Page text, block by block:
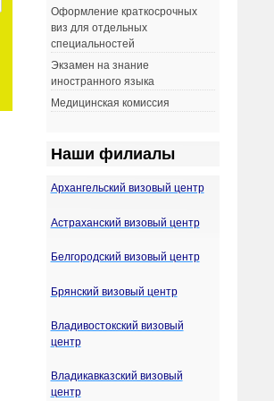
Оформление краткосрочных
виз для отдельных
специальностей
Экзамен на знание
иностранного языка
Медицинская комиссия
Наши филиалы
Архангельский визовый центр
Астраханский визовый центр
Белгородский визовый центр
Брянский визовый центр
Владивостокский визовый
центр
Владикавказский визовый
центр